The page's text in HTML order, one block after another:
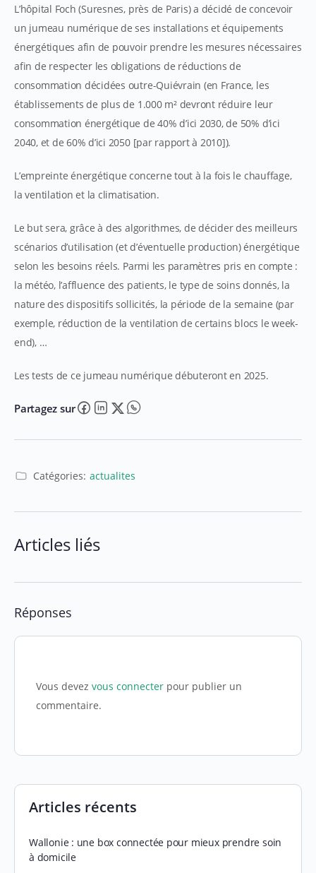
L’hôpital Foch (Suresnes, près de Paris) a décidé de concevoir
un jumeau numérique de ses installations et équipements
énergétiques afin de pouvoir prendre les mesures nécessaires
afin de respecter les obligations de réductions de
consommation décidées outre-Quiévrain (en France, les
établissements de plus de 1.000 m² devront réduire leur
consommation énergétique de 40% d’ici 2030, de 50% d’ici
2040, et de 60% d’ici 2050 [par rapport à 2010]).
L’empreinte énergétique concerne tout à la fois le chauffage,
la ventilation et la climatisation.
Le but sera, grâce à des algorithmes, de décider des meilleurs
scénarios d’utilisation (et d’éventuelle production) énergétique
selon les besoins réels. Parmi les paramètres pris en compte :
la météo, l’affluence des patients, le type de soins donnés, la
nature des dispositifs sollicités, la période de la semaine (par
exemple, réduction de la ventilation de certains blocs le week-
end), …
Les tests de ce jumeau numérique débuteront en 2025.
Partagez sur
Catégories: actualites
Articles liés
Réponses
Vous devez vous connecter pour publier un
commentaire.
Articles récents
Wallonie : une box connectée pour mieux prendre soin
à domicile